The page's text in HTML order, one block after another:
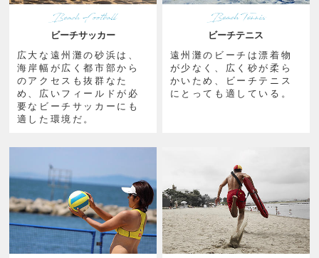
ビーチサッカー
広大な遠州灘の砂浜は、
海岸幅が広く都市部から
のアクセスも抜群なた
め、広いフィールドが必
要なビーチサッカーにも
適した環境だ。
ビーチテニス
遠州灘のビーチは漂着物
が少なく、広く砂が柔ら
かいため、ビーチテニス
にとっても適している。